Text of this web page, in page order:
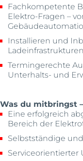
Fachkompetente
Elektro-Fragen –
Installieren und
Ladeinfrastrukturen
Termingerechte
Unterhalts- und
Was du mitbringst
Eine erfolgreich
Bereich der
Selbstständige